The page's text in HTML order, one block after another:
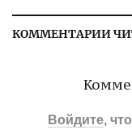
КОММЕНТАРИИ
Войдите,